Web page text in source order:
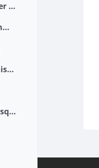
Erster Zugriff per Layer 2 oder 3
Bewegen auf der Kommandozeile
Statische und dynamische IP Adressen
Firewall und NAT/Masquerading